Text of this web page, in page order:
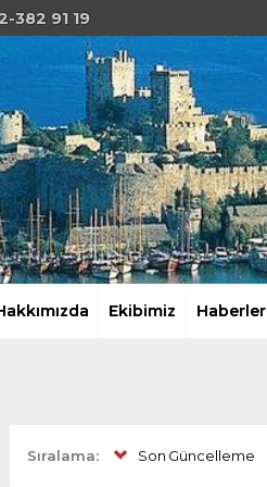
382 91 19
Ekibimiz Haberler
Sıralama: Son Güncelleme